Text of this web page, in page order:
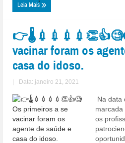
Leia Mais
vacinar foram os
casa do idoso.
Data: janeiro 21, 2021
Na data
os